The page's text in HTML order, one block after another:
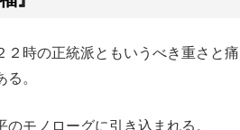
時の正統派ともいうべき重さと痛
。
モノローグに引き込まれる。